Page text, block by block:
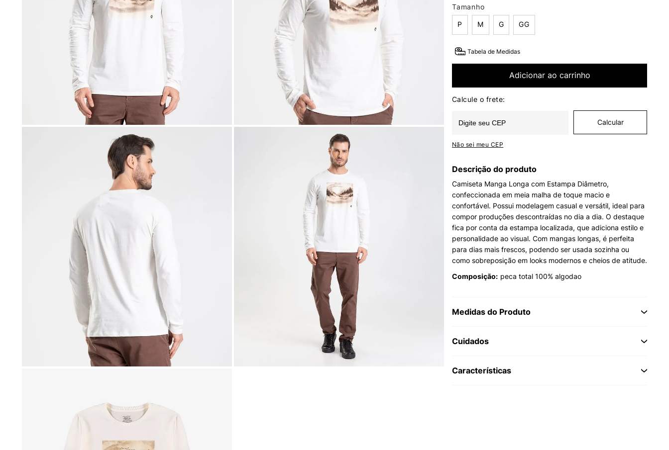
Tamanho
P M G GG
Tabela de Medidas
Adicionar ao carrinho
Não sei meu CEP
Descrição do produto
Camiseta Manga Longa com Estampa Diâmetro,
confeccionada em meia malha de toque macio e
confortável. Possui modelagem casual e versátil, ideal para
compor produções descontraídas no dia a dia. O destaque
fica por conta da estampa localizada, que adiciona estilo e
personalidade ao visual. Com mangas longas, é perfeita
para dias mais frescos, podendo ser usada sozinha ou
como sobreposição em looks modernos e cheios de atitude.
Composição: peca total 100% algodao
Medidas do Produto
Cuidados
Características